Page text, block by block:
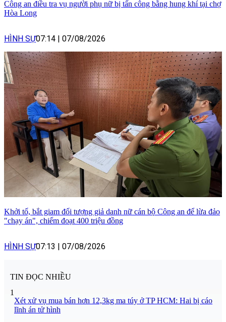
Công an điều tra vụ người phụ nữ bị tấn công bằng hung khí tại chợ
Hòa Long
HÌNH SỰ07:14 | 07/08/2026
Khởi tố, bắt giam đối tượng giả danh nữ cán bộ Công an để lừa đảo
"chạy án", chiếm đoạt 400 triệu đồng
HÌNH SỰ07:13 | 07/08/2026
TIN ĐỌC NHIỀU
1
Xét xử vụ mua bán hơn 12,3kg ma túy ở TP HCM: Hai bị cáo
lĩnh án tử hình